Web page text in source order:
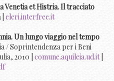
Venetia et Histria. Il tracciato
| eleri.interfree.it
Un lungo viaggio nel tempo
/ Soprintendenza per i Beni
2010 | comune.aquileia.ud.it|